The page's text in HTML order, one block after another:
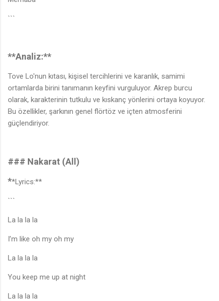
```
**Analiz:**
Tove Lo'nun kıtası, kişisel tercihlerini ve karanlık, samimi
ortamlarda birini tanımanın keyfini vurguluyor. Akrep burcu
olarak, karakterinin tutkulu ve kıskanç yönlerini ortaya koyuyor.
Bu özellikler, şarkının genel flörtöz ve içten atmosferini
güçlendiriyor.
### Nakarat (All)
**Lyrics:**
```
La la la la
I’m like oh my oh my
La la la la
You keep me up at night
La la la la